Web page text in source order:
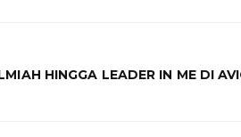
HINGGA LEADER IN ME DI